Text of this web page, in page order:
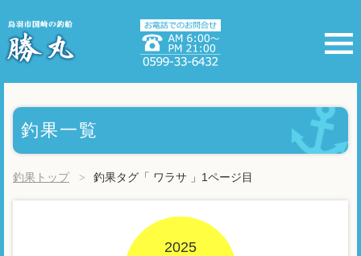
釣果一覧
釣果トップ 釣果タグ「 ワラサ 」1ページ目
2025